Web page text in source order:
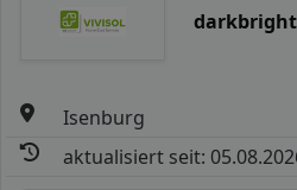
darkbright
Isenburg
aktualisiert seit: